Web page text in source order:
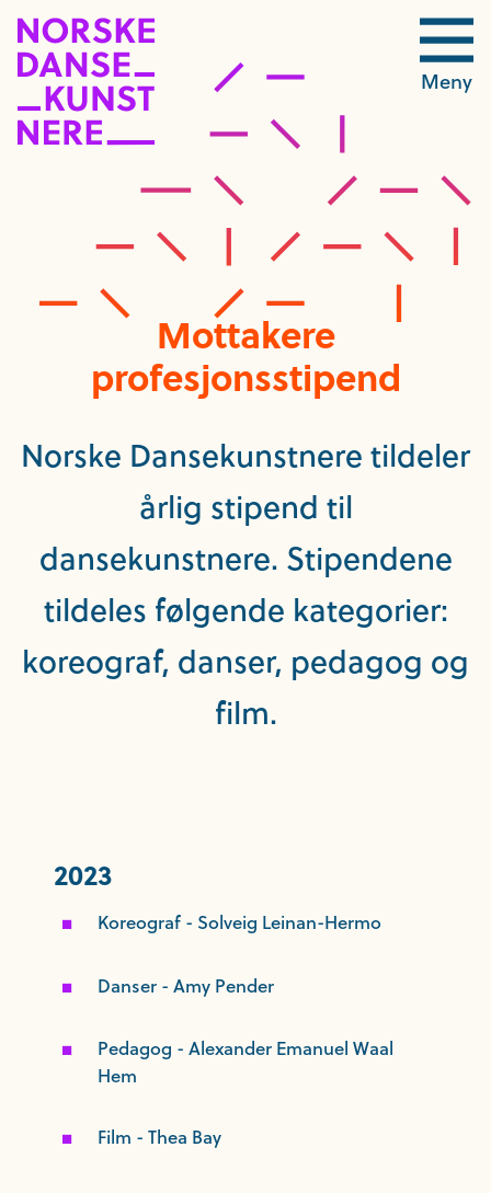
Meny
Mottakere
profesjonsstipend
Norske Dansekunstnere tildeler
årlig stipend til
dansekunstnere. Stipendene
tildeles følgende kategorier:
koreograf, danser, pedagog og
film.
2023
Koreograf - Solveig Leinan-Hermo
Danser - Amy Pender
Pedagog - Alexander Emanuel Waal
Hem
Film - Thea Bay